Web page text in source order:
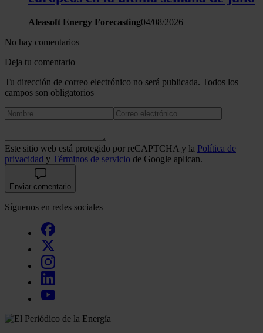
Aleasoft Energy Forecasting04/08/2026
No hay comentarios
Deja tu comentario
Tu dirección de correo electrónico no será publicada. Todos los
campos son obligatorios
Este sitio web está protegido por reCAPTCHA y la Política de
privacidad y Términos de servicio de Google aplican.
Enviar comentario
Síguenos en redes sociales